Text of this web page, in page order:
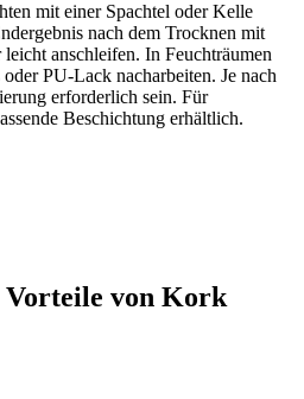
mit einer Spachtel oder Kelle
nach dem Trocknen mit
anschleifen. In Feuchträumen
PU-Lack nacharbeiten. Je nach
erforderlich sein. Für
Beschichtung erhältlich.
Vorteile von Kork